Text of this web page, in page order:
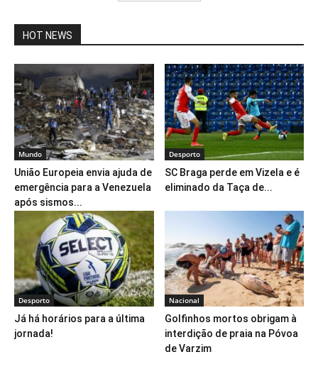
HOT NEWS
Mundo
União Europeia envia ajuda de
emergência para a Venezuela
após sismos...
Desporto
SC Braga perde em Vizela e é
eliminado da Taça de...
Desporto
Já há horários para a última
jornada!
Nacional
Golfinhos mortos obrigam à
interdição de praia na Póvoa
de Varzim